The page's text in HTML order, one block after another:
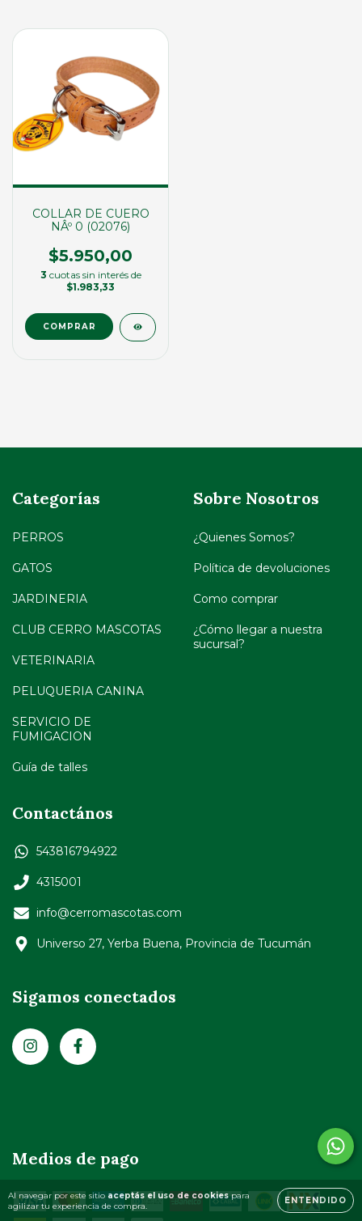
Al navegar por este sitio aceptás el uso de cookiespara
agilizar tu experiencia de compra.
ENTENDIDO
COLLAR DE CUERO
NÂº 0 (02076)
$5.950,00
3 cuotas sin interés de
$1.983,33
Categorías
PERROS
GATOS
JARDINERIA
CLUB CERRO MASCOTAS
VETERINARIA
PELUQUERIA CANINA
SERVICIO DE
FUMIGACION
Guía de talles
Sobre Nosotros
¿Quienes Somos?
Política de devoluciones
Como comprar
¿Cómo llegar a nuestra
sucursal?
Contactános
543816794922
4315001
info@cerromascotas.com
Universo 27, Yerba Buena, Provincia de Tucumán
Sigamos conectados
Medios de pago